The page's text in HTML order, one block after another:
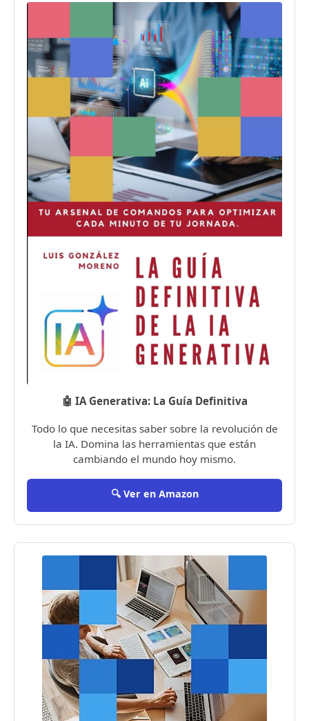
🤖 IA Generativa: La Guía Definitiva
Todo lo que necesitas saber sobre la revolución de
la IA. Domina las herramientas que están
cambiando el mundo hoy mismo.
🔍 Ver en Amazon